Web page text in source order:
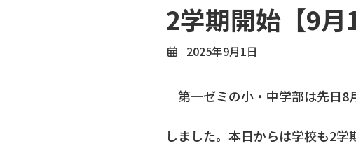
2学期開始【9月
2025年9月1日
第一ゼミの小・中学部は先日8
しました。本日からは学校も2学